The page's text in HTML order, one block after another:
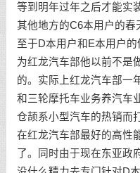
等到明年过年之后才能实
其他地方的C6本用户的春
至于D本用户和E本用户
为红龙汽车部他以前不是
的。实际上红龙汽车部一
和三轮摩托车业务养汽车
仓颉系小型汽车的热销而
在红龙汽车部最好的高性
了。同时由于现在东亚政